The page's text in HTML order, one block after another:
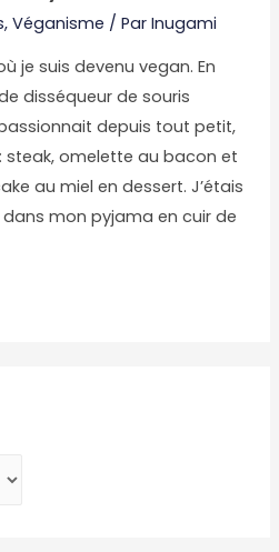
,Véganisme / ParInugami
je suis devenu vegan. En
disséqueur de souris
depuis tout petit,
steak, omelette au bacon et
au miel en dessert. J’étais
mon pyjama en cuir de